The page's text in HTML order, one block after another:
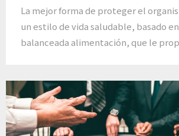
La mejor forma de proteger el
un estilo de vida saludable, basado
balanceada alimentación, que le